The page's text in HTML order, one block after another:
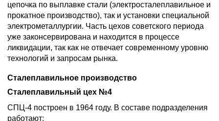
цепочка по выплавке стали (электросталеплавильное и
прокатное производство), так и установки специальной
электрометаллургии. Часть цехов советского периода
уже законсервирована и находится в процессе
ликвидации, так как не отвечает современному уровню
технологий и запросам рынка.
Сталеплавильное производство
Сталеплавильный цех №4
СПЦ-4 построен в 1964 году. В составе подразделения
работают: